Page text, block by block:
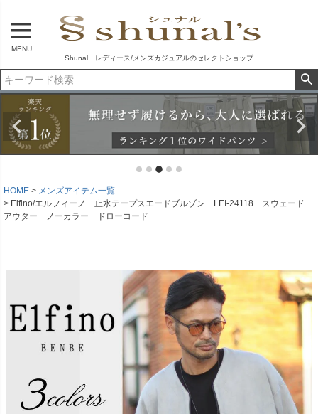
MENU
Shunal レディース/メンズカジュアルのセレクトショップ
HOME
メンズアイテム一覧
Elfino/エルフィーノ 止水テープスエードブルゾン LEI-24118 スウェード
アウター ノーカラー ドローコード